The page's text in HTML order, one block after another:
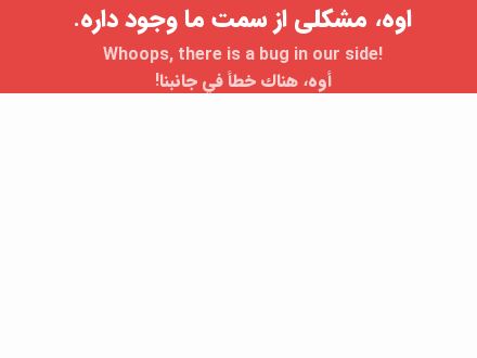
اوه، مشکلی از سمت ما وجود داره.
Whoops, there is a bug in our side!
أوه، هناك خطأ في جانبنا!